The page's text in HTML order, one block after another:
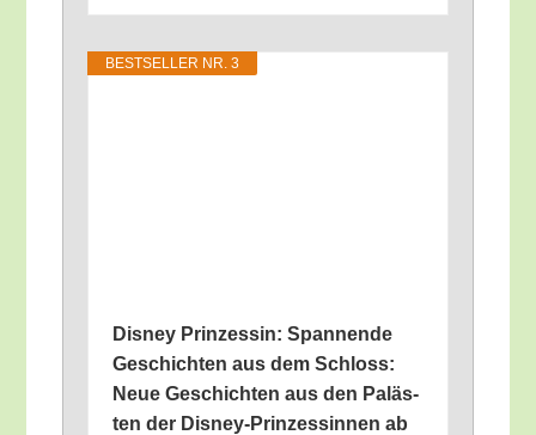
BEST­SEL­LER NR. 3
Dis­ney Prin­zes­sin: Span­nen­de
Geschich­ten aus dem Schloss:
Neue Geschich­ten aus den Paläs­
ten der Dis­ney-Prin­zes­sin­nen ab